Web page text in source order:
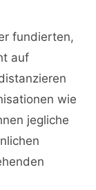
fundierten,
auf
wie
jegliche